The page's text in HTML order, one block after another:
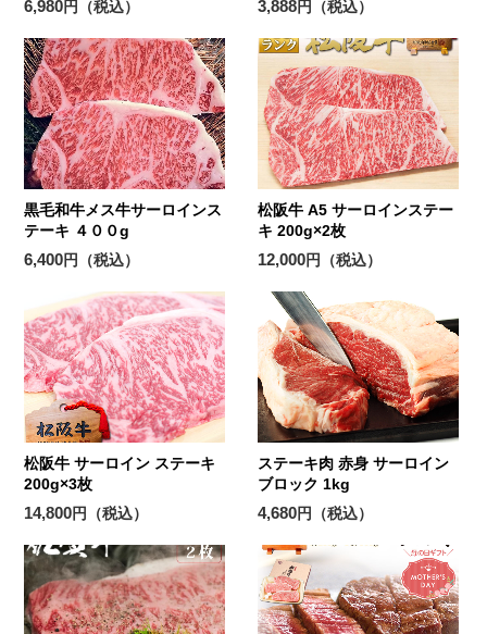
6,980円（税込） 3,888円（税込）
黒毛和牛メス牛サーロインス
テーキ ４００g
6,400円（税込）
松阪牛 A5 サーロインステー
キ 200g×2枚
12,000円（税込）
松阪牛 サーロイン ステーキ
200g×3枚
14,800円（税込）
ステーキ肉 赤身 サーロイン
ブロック 1kg
4,680円（税込）